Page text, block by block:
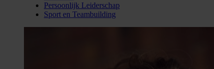
Persoonlijk Leiderschap
Sport en Teambuilding